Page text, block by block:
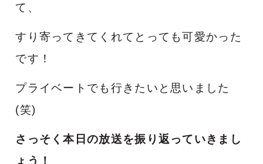
て、
すり寄ってきてくれてとっても可愛かった
です！
プライベートでも行きたいと思いました
(笑)
さっそく本日の放送を振り返っていきまし
ょう！